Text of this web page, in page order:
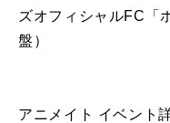
ズオフィシャルFC「
盤）
きゃ
アニメイト イベント